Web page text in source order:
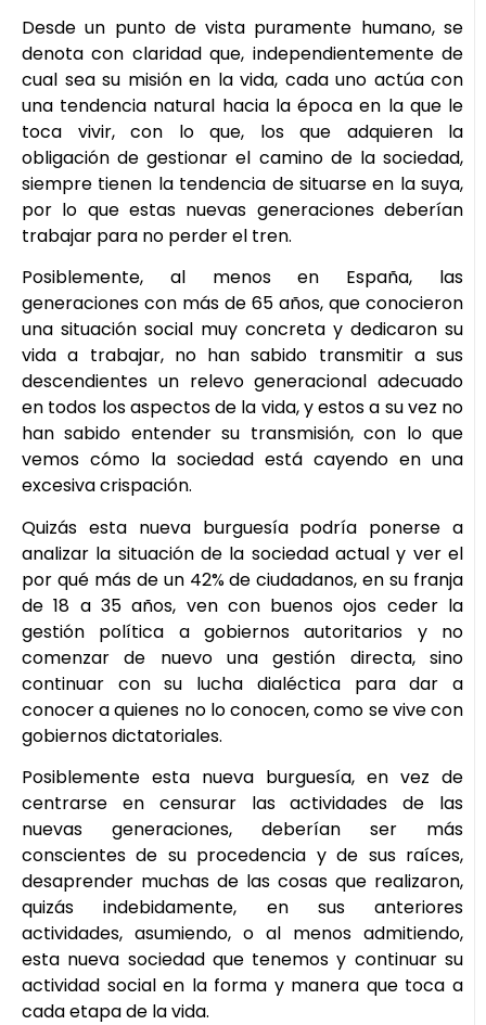
Desde un punto de vista puramente humano, se
denota con claridad que, independientemente de
cual sea su misión en la vida, cada uno actúa con
una tendencia natural hacia la época en la que le
toca vivir, con lo que, los que adquieren la
obligación de gestionar el camino de la sociedad,
siempre tienen la tendencia de situarse en la suya,
por lo que estas nuevas generaciones deberían
trabajar para no perder el tren.
Posiblemente, al menos en España, las
generaciones con más de 65 años, que conocieron
una situación social muy concreta y dedicaron su
vida a trabajar, no han sabido transmitir a sus
descendientes un relevo generacional adecuado
en todos los aspectos de la vida, y estos a su vez no
han sabido entender su transmisión, con lo que
vemos cómo la sociedad está cayendo en una
excesiva crispación.
Quizás esta nueva burguesía podría ponerse a
analizar la situación de la sociedad actual y ver el
por qué más de un 42% de ciudadanos, en su franja
de 18 a 35 años, ven con buenos ojos ceder la
gestión política a gobiernos autoritarios y no
comenzar de nuevo una gestión directa, sino
continuar con su lucha dialéctica para dar a
conocer a quienes no lo conocen, como se vive con
gobiernos dictatoriales.
Posiblemente esta nueva burguesía, en vez de
centrarse en censurar las actividades de las
nuevas generaciones, deberían ser más
conscientes de su procedencia y de sus raíces,
desaprender muchas de las cosas que realizaron,
quizás indebidamente, en sus anteriores
actividades, asumiendo, o al menos admitiendo,
esta nueva sociedad que tenemos y continuar su
actividad social en la forma y manera que toca a
cada etapa de la vida.